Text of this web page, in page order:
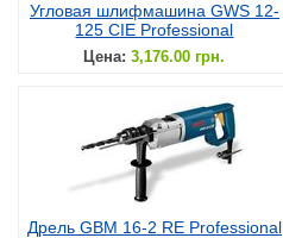
Угловая шлифмашина GWS 12-
125 CIE Professional
Цена: 3,176.00 грн.
Дрель GBM 16-2 RE Professional